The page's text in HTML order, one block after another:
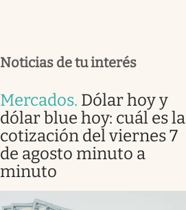
Noticias de tu interés
Mercados. Dólar hoy y
dólar blue hoy: cuál es la
cotización del viernes 7
de agosto minuto a
minuto